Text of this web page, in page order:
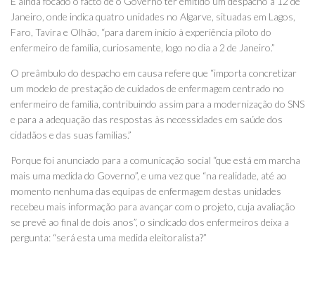
Janeiro, onde indica quatro unidades no Algarve, situadas em Lagos,
Faro, Tavira e Olhão, “para darem início à experiência piloto do
enfermeiro de família, curiosamente, logo no dia a 2 de Janeiro.”
O preâmbulo do despacho em causa refere que “importa concretizar
um modelo de prestação de cuidados de enfermagem centrado no
enfermeiro de família, contribuindo assim para a modernização do SNS
e para a adequação das respostas às necessidades em saúde dos
cidadãos e das suas famílias.”
Porque foi anunciado para a comunicação social “que está em marcha
mais uma medida do Governo”, e uma vez que “na realidade, até ao
momento nenhuma das equipas de enfermagem destas unidades
recebeu mais informação para avançar com o projeto, cuja avaliação
se prevê ao final de dois anos”, o sindicado dos enfermeiros deixa a
pergunta: “será esta uma medida eleitoralista?”